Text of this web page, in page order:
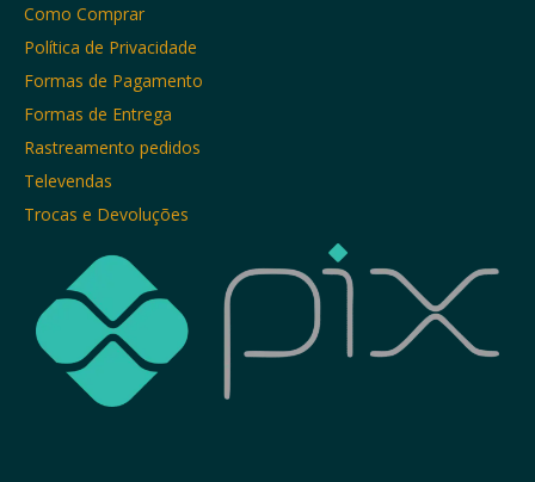
Como Comprar
Política de Privacidade
Formas de Pagamento
Formas de Entrega
Rastreamento pedidos
Televendas
Trocas e Devoluções